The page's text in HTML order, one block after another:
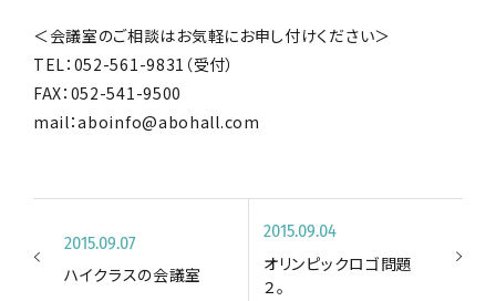
＜会議室のご相談はお気軽にお申し付けください＞
TEL：052-561-9831（受付）
FAX：052-541-9500
mail：aboinfo@abohall.com
2015.09.07
ハイクラスの会議室
2015.09.04
オリンピックロゴ問題
２。